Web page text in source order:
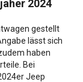
2024
gestellt
lässt sich
haben
Bei
Jeep